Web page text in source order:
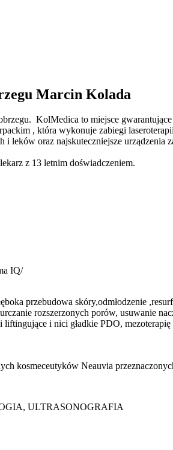
Marcin Kolada
KolMedica to miejsce
, która wykonuje zabiegi
leków oraz najskuteczniejsze
z 13 letnim doświadczeniem.
IQ/
przebudowa skóry,odmłodzenie
rozszerzonych porów, usuwanie
i nici gładkie PDO,
kosmeceutyków Neauvia
ULTRASONOGRAFIA